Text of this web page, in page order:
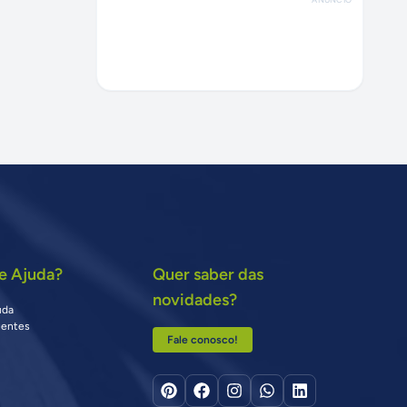
Ajuda?
Quer saber das
novidades?
Fale conosco!